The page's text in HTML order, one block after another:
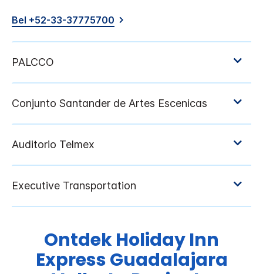
Bel +52-33-37775700
OntdekHoliday Inn
ExpressGuadalajara